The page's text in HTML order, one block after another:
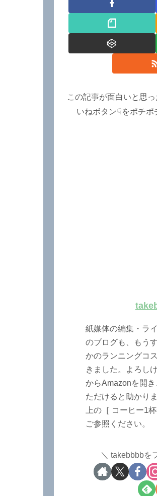
この記事が面白いと思
いねボタン☟をポチポ
紙媒体の編集・ラ
のブログも、もう
かのランニングコ
きました。よろし
からAmazonを開
ただけると助かり
上の［ コーヒー1
ご参照ください。
takebbbbを